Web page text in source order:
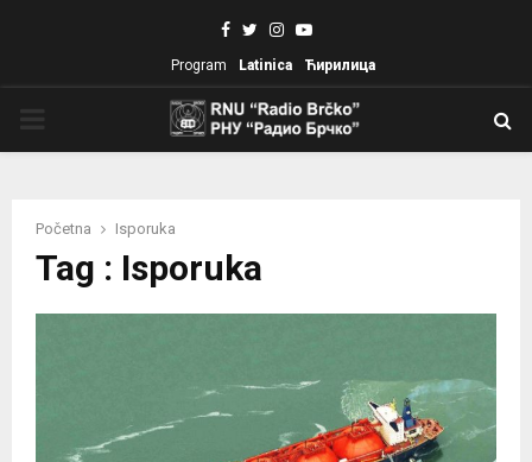
Facebook
TwitterInstagram
Youtube
Program Latinica Ћирилица
Početna Isporuka
Tag : Isporuka